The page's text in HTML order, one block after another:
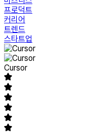
프로덕트
커리어
트렌드
스타트업
Cursor